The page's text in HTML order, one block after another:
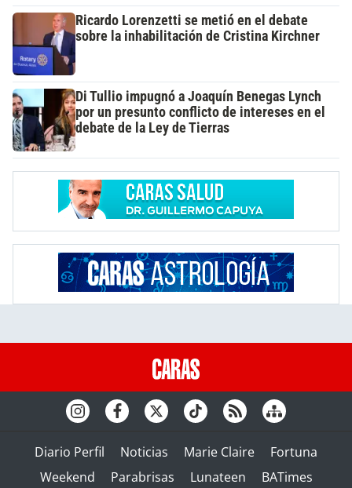
Ricardo Lorenzetti se metió en el debate
sobre la inhabilitación de Cristina Kirchner
Di Tullio impugnó a Joaquín Benegas Lynch
por un presunto conflicto de intereses en el
debate de la Ley de Tierras
Diario Perfil Noticias Marie Claire
Fortuna
Weekend
Parabrisas Lunateen BATimes